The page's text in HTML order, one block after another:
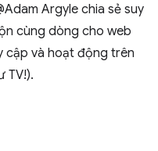
Argyle chia sẻ suy
cùng dòng cho web
cập và hoạt động trên
TV!).